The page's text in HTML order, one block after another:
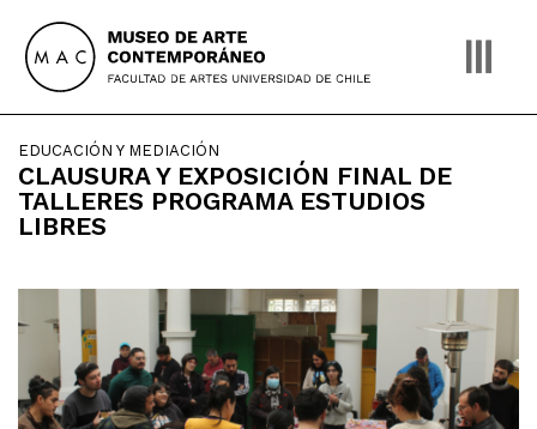
content
EDUCACIÓN Y MEDIACIÓN
CLAUSURA Y EXPOSICIÓN FINAL DE
TALLERES PROGRAMA ESTUDIOS
LIBRES